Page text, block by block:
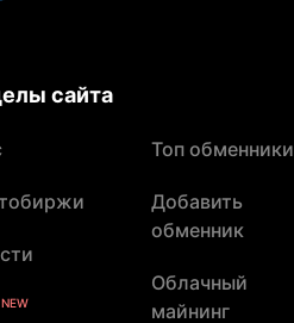
сайта
NEW
Топ обменники
Добавить
обменник
Облачный
майнинг